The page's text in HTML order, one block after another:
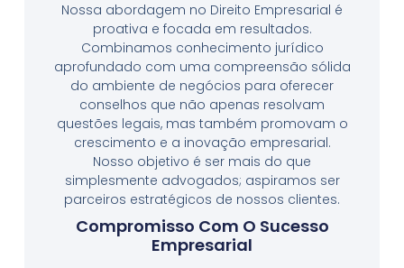
Nossa abordagem no Direito Empresarial é
proativa e focada em resultados.
Combinamos conhecimento jurídico
aprofundado com uma compreensão sólida
do ambiente de negócios para oferecer
conselhos que não apenas resolvam
questões legais, mas também promovam o
crescimento e a inovação empresarial.
Nosso objetivo é ser mais do que
simplesmente advogados; aspiramos ser
parceiros estratégicos de nossos clientes.
Compromisso Com O Sucesso
Empresarial